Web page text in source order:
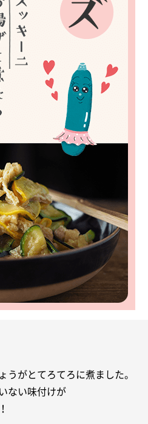
うがとてろてろに煮ました。
ない味付けが